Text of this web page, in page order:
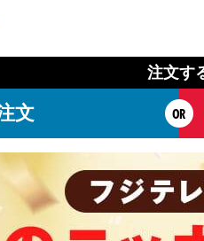
注文す
文 OR